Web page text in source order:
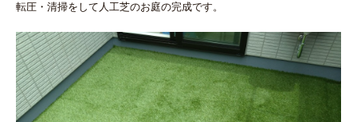
転圧・清掃をして人工芝のお庭の完成です。